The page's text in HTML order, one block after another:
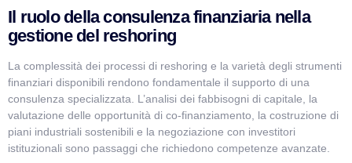
Il ruolo della consulenza finanziaria nella
gestione del reshoring
La complessità dei processi di reshoring e la varietà degli strumenti
finanziari disponibili rendono fondamentale il supporto di una
consulenza specializzata. L’analisi dei fabbisogni di capitale, la
valutazione delle opportunità di co-finanziamento, la costruzione di
piani industriali sostenibili e la negoziazione con investitori
istituzionali sono passaggi che richiedono competenze avanzate.